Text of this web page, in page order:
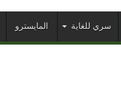
سري للغاية المايسترو